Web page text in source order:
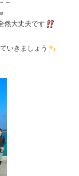
～
然大丈夫です
いきましょう